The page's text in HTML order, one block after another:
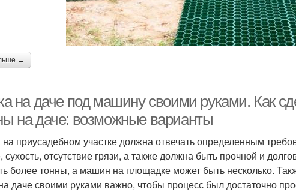
→
на даче под машину своими руками. Как
на даче: возможные варианты
на приусадебном участке должна отвечать определенным
сухость, отсутствие грязи, а также должна быть прочной и
более тонны, а машин на площадке может быть несколько.
даче своими руками важно, чтобы процесс был достаточно